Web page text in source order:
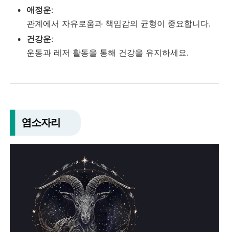
애정운:
관계에서 자유로움과 책임감의 균형이 중요합니다.
건강운:
운동과 레저 활동을 통해 건강을 유지하세요.
염소자리